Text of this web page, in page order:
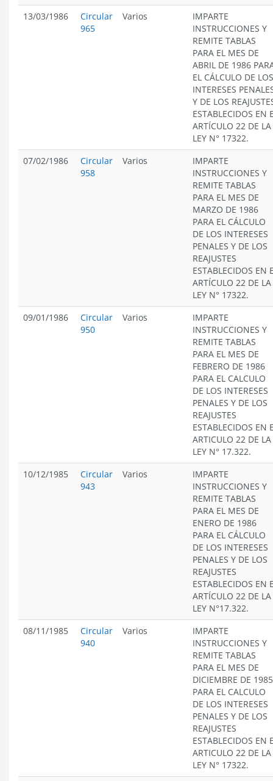
13/03/1986
Circular
965
Varios
IMPARTE
INSTRUCCIONES Y
REMITE TABLAS
PARA EL MES DE
ABRIL DE 1986
EL CÁLCULO DE LOS
INTERESES
Y DE LOS
ESTABLECIDOS EN
ARTÍCULO 22 DE LA
LEY N° 17322.
07/02/1986
Circular
958
Varios
IMPARTE
INSTRUCCIONES Y
REMITE TABLAS
PARA EL MES DE
MARZO DE 1986
PARA EL CÁLCULO
DE LOS INTERESES
PENALES Y DE LOS
REAJUSTES
ESTABLECIDOS EN
ARTÍCULO 22 DE LA
LEY N° 17322.
09/01/1986
Circular
950
Varios
IMPARTE
INSTRUCCIONES Y
REMITE TABLAS
PARA EL MES DE
FEBRERO DE 1986
PARA EL CALCULO
DE LOS INTERESES
PENALES Y DE LOS
REAJUSTES
ESTABLECIDOS EN
ARTICULO 22 DE LA
LEY N° 17.322.
10/12/1985
Circular
943
Varios
IMPARTE
INSTRUCCIONES Y
REMITE TABLAS
PARA EL MES DE
ENERO DE 1986
PARA EL CÁLCULO
DE LOS INTERESES
PENALES Y DE LOS
REAJUSTES
ESTABLECIDOS EN
ARTÍCULO 22 DE LA
LEY N°17.322.
08/11/1985
Circular
940
Varios
IMPARTE
INSTRUCCIONES Y
REMITE TABLAS
PARA EL MES DE
DICIEMBRE DE 1985
PARA EL CALCULO
DE LOS INTERESES
PENALES Y DE LOS
REAJUSTES
ESTABLECIDOS EN
ARTICULO 22 DE LA
LEY N° 17322.